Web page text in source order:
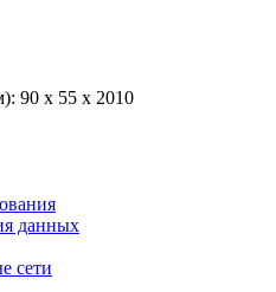
90 х 55 х 2010
данных
сети